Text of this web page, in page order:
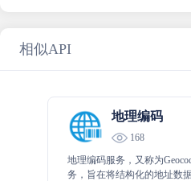
相似API
地理编码
168
地理编码服务，又称为
务，旨在将结构化的地址数